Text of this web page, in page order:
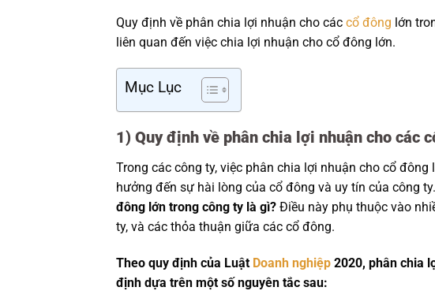
Quy định về phân chia lợi nhuận cho các cổ đông lớn
liên quan đến việc chia lợi nhuận cho cổ đông lớn.
Mục Lục
1) Quy định về phân chia lợi nhuận cho các
Trong các công ty, việc phân chia lợi nhuận cho cổ
hưởng đến sự hài lòng của cổ đông và uy tín của công ty.
đông lớn trong công ty là gì? Điều này phụ thuộc vào
ty, và các thỏa thuận giữa các cổ đông.
Theo quy định của Luật Doanh nghiệp 2020, phân chia
định dựa trên một số nguyên tắc sau: